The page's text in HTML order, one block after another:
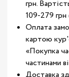
грн.
109-279 грн
Оплата
картою
«Покупка
частинами